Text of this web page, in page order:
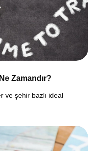
Zamandır?
ve şehir bazlı ideal